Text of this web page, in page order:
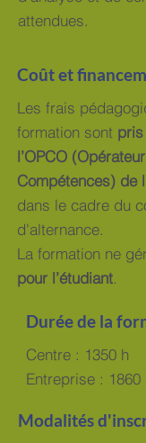
attendues.
Coût et
Les frais
formation sont
l’OPCO
Compétences) de
dans le cadre du
d'alternance.
La formation ne
pour l’étudiant.
Durée de la
Centre : 1350 h
Entreprise : 1860
Modalités